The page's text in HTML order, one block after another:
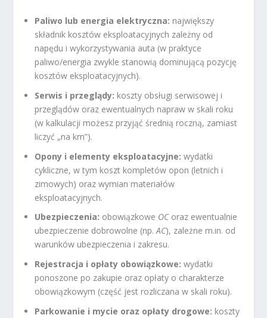
Paliwo lub energia elektryczna: największy
składnik kosztów eksploatacyjnych zależny od
napędu i wykorzystywania auta (w praktyce
paliwo/energia zwykle stanowią dominującą pozycję
kosztów eksploatacyjnych).
Serwis i przeglądy: koszty obsługi serwisowej i
przeglądów oraz ewentualnych napraw w skali roku
(w kalkulacji możesz przyjąć średnią roczną, zamiast
liczyć „na km”).
Opony i elementy eksploatacyjne: wydatki
cykliczne, w tym koszt kompletów opon (letnich i
zimowych) oraz wymian materiałów
eksploatacyjnych.
Ubezpieczenia: obowiązkowe OCoraz ewentualnie
ubezpieczenie dobrowolne (np.AC), zależne m.in. od
warunków ubezpieczenia i zakresu.
Rejestracja i opłaty obowiązkowe: wydatki
ponoszone po zakupie oraz opłaty o charakterze
obowiązkowym (część jest rozliczana w skali roku).
Parkowanie i mycie oraz opłaty drogowe: koszty